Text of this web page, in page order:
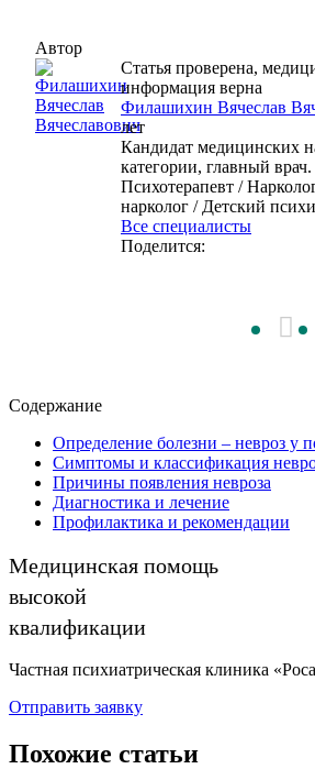
Автор
Статья проверена,
информация верна
Филашихин Вячеслав
лет
Кандидат медицинских
категории, главный
Психотерапевт /
нарколог / Детский
Все специалисты
Поделится:
Содержание
Определение болезни – невроз у
Симптомы и классификация
Причины появления невроза
Диагностика и лечение
Профилактика и рекомендации
Частная психиатрическая клиника
Отправить заявку
Похожие статьи